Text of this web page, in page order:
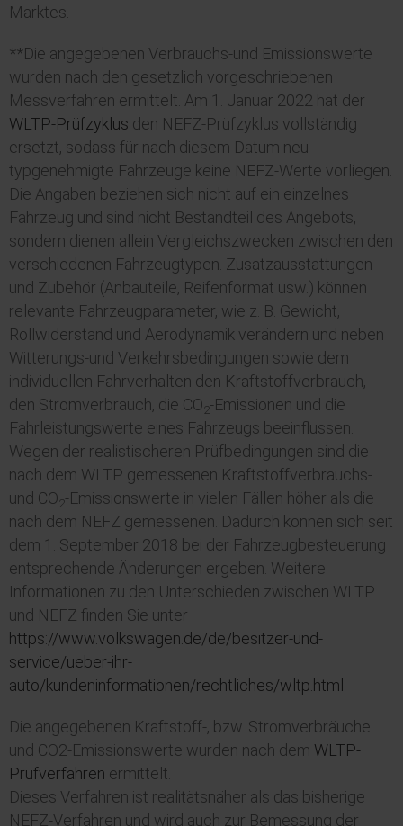
Marktes.
**Die angegebenen Verbrauchs-und Emissionswerte
wurden nach den gesetzlich vorgeschriebenen
Messverfahren ermittelt. Am 1. Januar 2022 hat der
WLTP-Prüfzyklus den NEFZ-Prüfzyklus vollständig
ersetzt, sodass für nach diesem Datum neu
typgenehmigte Fahrzeuge keine NEFZ-Werte vorliegen.
Die Angaben beziehen sich nicht auf ein einzelnes
Fahrzeug und sind nicht Bestandteil des Angebots,
sondern dienen allein Vergleichszwecken zwischen den
verschiedenen Fahrzeugtypen. Zusatzausstattungen
und Zubehör (Anbauteile, Reifenformat usw.) können
relevante Fahrzeugparameter, wie z. B. Gewicht,
Rollwiderstand und Aerodynamik verändern und neben
Witterungs-und Verkehrsbedingungen sowie dem
individuellen Fahrverhalten den Kraftstoffverbrauch,
den Stromverbrauch, die CO2-Emissionen und die
Fahrleistungswerte eines Fahrzeugs beeinflussen.
Wegen der realistischeren Prüfbedingungen sind die
nach dem WLTP gemessenen Kraftstoffverbrauchs-
und CO2-Emissionswerte in vielen Fällen höher als die
nach dem NEFZ gemessenen. Dadurch können sich seit
dem 1. September 2018 bei der Fahrzeugbesteuerung
entsprechende Änderungen ergeben. Weitere
Informationen zu den Unterschieden zwischen WLTP
und NEFZ finden Sie unter
https://www.volkswagen.de/de/besitzer-und-
service/ueber-ihr-
auto/kundeninformationen/rechtliches/wltp.html
Die angegebenen Kraftstoff-, bzw. Stromverbräuche
und CO2-Emissionswerte wurden nach dem WLTP-
Prüfverfahren ermittelt.
Dieses Verfahren ist realitätsnäher als das bisherige
NEFZ-Verfahren und wird auch zur Bemessung der